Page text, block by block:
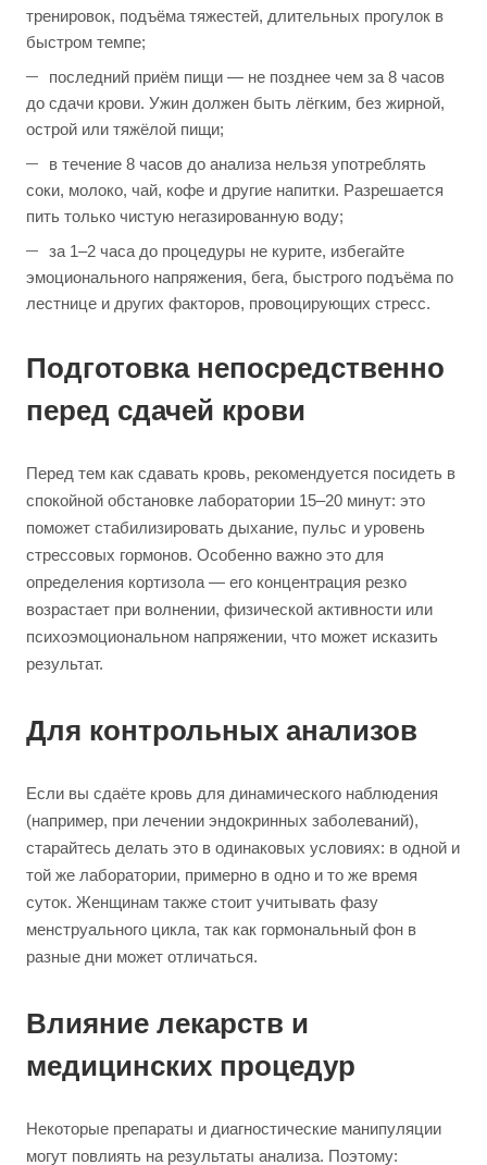
тренировок, подъёма тяжестей, длительных прогулок в
быстром темпе;
последний приём пищи — не позднее чем за 8 часов
до сдачи крови. Ужин должен быть лёгким, без жирной,
острой или тяжёлой пищи;
в течение 8 часов до анализа нельзя употреблять
соки, молоко, чай, кофе и другие напитки. Разрешается
пить только чистую негазированную воду;
за 1–2 часа до процедуры не курите, избегайте
эмоционального напряжения, бега, быстрого подъёма по
лестнице и других факторов, провоцирующих стресс.
Подготовка непосредственно
перед сдачей крови
Перед тем как сдавать кровь, рекомендуется посидеть в
спокойной обстановке лаборатории 15–20 минут: это
поможет стабилизировать дыхание, пульс и уровень
стрессовых гормонов. Особенно важно это для
определения кортизола — его концентрация резко
возрастает при волнении, физической активности или
психоэмоциональном напряжении, что может исказить
результат.
Для контрольных анализов
Если вы сдаёте кровь для динамического наблюдения
(например, при лечении эндокринных заболеваний),
старайтесь делать это в одинаковых условиях: в одной и
той же лаборатории, примерно в одно и то же время
суток. Женщинам также стоит учитывать фазу
менструального цикла, так как гормональный фон в
разные дни может отличаться.
Влияние лекарств и
медицинских процедур
Некоторые препараты и диагностические манипуляции
могут повлиять на результаты анализа. Поэтому: